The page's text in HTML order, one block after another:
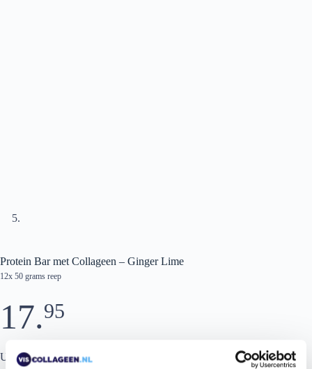
Protein Bar met Collageen – Ginger Lime
12x 50 grams reep
17.95
Uitverkocht